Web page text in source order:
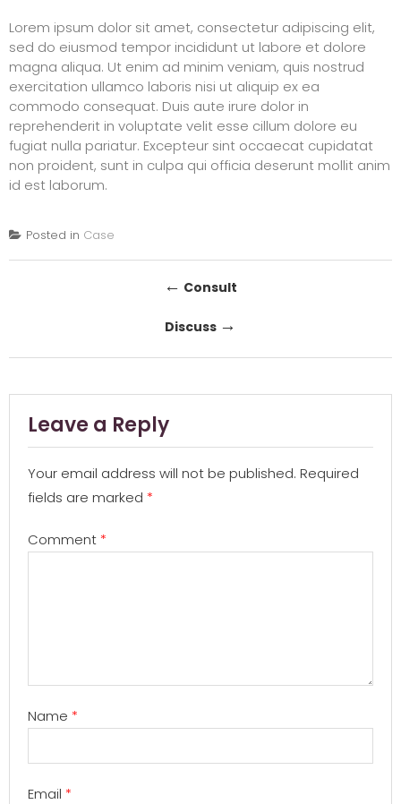
Lorem ipsum dolor sit amet, consectetur adipiscing elit,
sed do eiusmod tempor incididunt ut labore et dolore
magna aliqua. Ut enim ad minim veniam, quis nostrud
exercitation ullamco laboris nisi ut aliquip ex ea
commodo consequat. Duis aute irure dolor in
reprehenderit in voluptate velit esse cillum dolore eu
fugiat nulla pariatur. Excepteur sint occaecat cupidatat
non proident, sunt in culpa qui officia deserunt mollit anim
id est laborum.
Posted in Case
← Consult
Discuss →
Leave a Reply
Your email address will not be published. Required
fields are marked *
Comment *
Name *
Email *